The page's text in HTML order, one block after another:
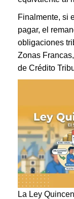
Finalmente, si
pagar, el
obligaciones
Zonas
de Crédito
La Ley